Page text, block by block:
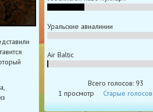
Уральские авиалинии
Air Baltic
Всего голосов: 93
1 просмотр
Старые